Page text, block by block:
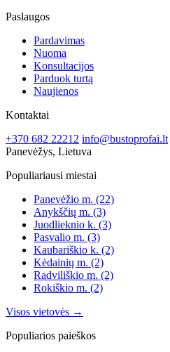
Paslaugos
Pardavimas
Nuoma
Konsultacijos
Parduok turtą
Naujienos
Kontaktai
+370 682 22212 info@bustoprofai.lt
Panevėžys, Lietuva
Populiariausi miestai
Panevėžio m. (22)
Anykščių m. (3)
Juodlieknio k. (3)
Pasvalio m. (3)
Kaubariškio k. (2)
Kėdainių m. (2)
Radviliškio m. (2)
Rokiškio m. (2)
Visos vietovės →
Populiarios paieškos